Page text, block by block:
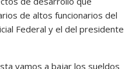
de altos funcionarios del
Federal y el del presidente
vamos a bajar los sueldos